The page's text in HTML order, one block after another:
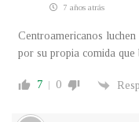
7 años atrás
Centroamericanos
por su propia comida
7 0